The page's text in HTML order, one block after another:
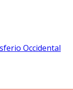
Occidental